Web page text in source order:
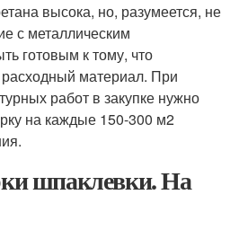
высока, но, разумеется, не
с металлическим
готовым к тому, что
материал. При
работ в закупке нужно
на каждые 150-300 м2
шпаклевки. На